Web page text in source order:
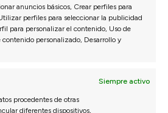
anuncios básicos, Crear perfiles para
perfiles para seleccionar la publicidad
para personalizar el contenido, Uso de
contenido personalizado, Desarrollo y
Siempre activo
procedentes de otras
diferentes dispositivos,
una buena capa superior
sino uno de los factores
calidad real del descanso.
ensacados
e independientes son una